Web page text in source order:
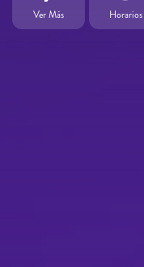
Ver Más Horarios